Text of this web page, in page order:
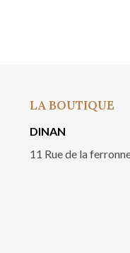
LA BOUTIQUE
DINAN
11 Rue de la